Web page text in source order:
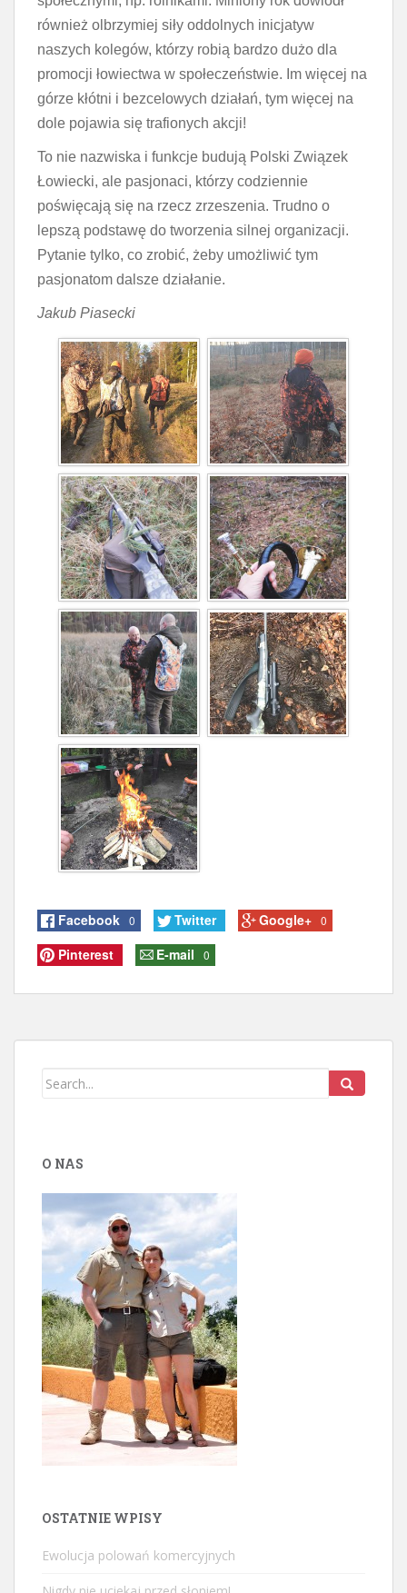
również olbrzymiej siły oddolnych inicjatyw
naszych kolegów, którzy robią bardzo dużo dla
promocji łowiectwa w społeczeństwie. Im więcej na
górze kłótni i bezcelowych działań, tym więcej na
dole pojawia się trafionych akcji!
To nie nazwiska i funkcje budują Polski Związek
Łowiecki, ale pasjonaci, którzy codziennie
poświęcają się na rzecz zrzeszenia. Trudno o
lepszą podstawę do tworzenia silnej organizacji.
Pytanie tylko, co zrobić, żeby umożliwić tym
pasjonatom dalsze działanie.
Jakub Piasecki
Facebook 0 Twitter Google+ 0
Pinterest E-mail 0
O NAS
OSTATNIE WPISY
Ewolucja polowań komercyjnych